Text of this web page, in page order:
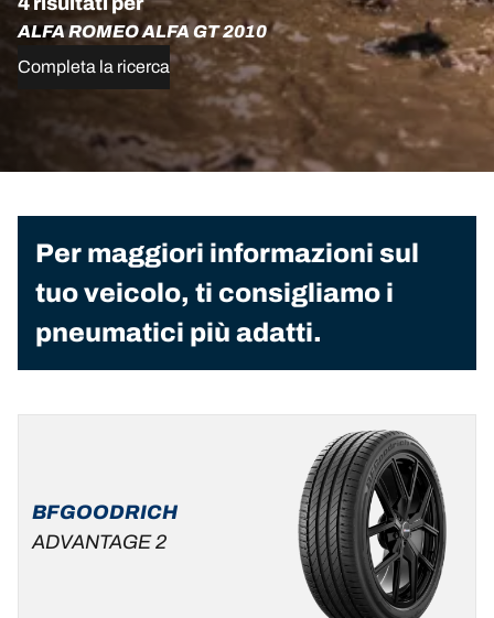
ALFA ROMEO ALFA GT 2010
Completa la ricerca
Per maggiori informazioni sul
tuo veicolo, ti consigliamo i
pneumatici più adatti.
BFGOODRICH
ADVANTAGE 2